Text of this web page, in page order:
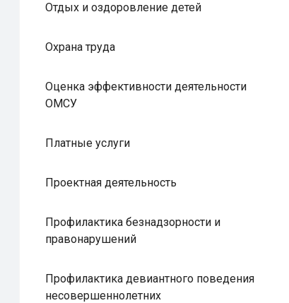
Отдых и оздоровление детей
Охрана труда
Оценка эффективности деятельности
ОМСУ
Платные услуги
Проектная деятельность
Профилактика безнадзорности и
правонарушений
Профилактика девиантного поведения
несовершеннолетних